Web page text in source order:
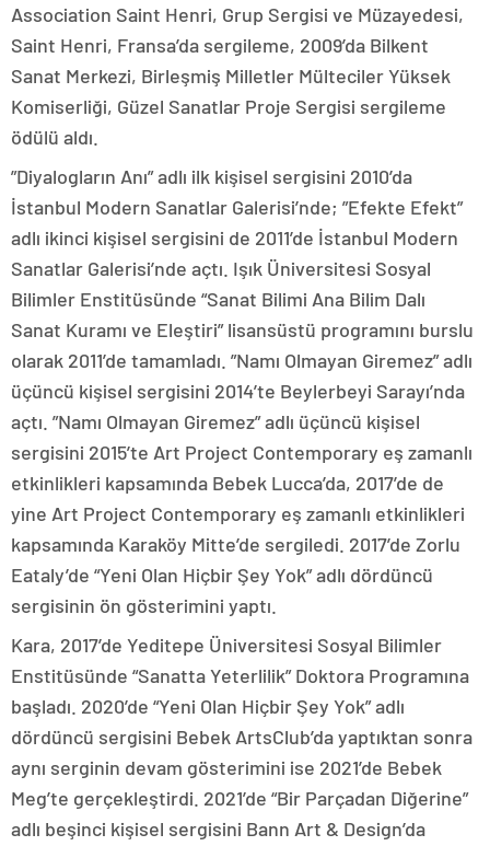
Association Saint Henri, Grup Sergisi ve Müzayedesi,
Saint Henri, Fransa’da sergileme, 2009’da Bilkent
Sanat Merkezi, Birleşmiş Milletler Mülteciler Yüksek
Komiserliği, Güzel Sanatlar Proje Sergisi sergileme
ödülü aldı.
”Diyalogların Anı” adlı ilk kişisel sergisini 2010’da
İstanbul Modern Sanatlar Galerisi’nde; ”Efekte Efekt”
adlı ikinci kişisel sergisini de 2011’de İstanbul Modern
Sanatlar Galerisi’nde açtı. Işık Üniversitesi Sosyal
Bilimler Enstitüsünde “Sanat Bilimi Ana Bilim Dalı
Sanat Kuramı ve Eleştiri” lisansüstü programını burslu
olarak 2011’de tamamladı. ”Namı Olmayan Giremez” adlı
üçüncü kişisel sergisini 2014’te Beylerbeyi Sarayı’nda
açtı. ”Namı Olmayan Giremez” adlı üçüncü kişisel
sergisini 2015’te Art Project Contemporary eş zamanlı
etkinlikleri kapsamında Bebek Lucca’da, 2017’de de
yine Art Project Contemporary eş zamanlı etkinlikleri
kapsamında Karaköy Mitte’de sergiledi. 2017’de Zorlu
Eataly’de “Yeni Olan Hiçbir Şey Yok” adlı dördüncü
sergisinin ön gösterimini yaptı.
Kara, 2017’de Yeditepe Üniversitesi Sosyal Bilimler
Enstitüsünde “Sanatta Yeterlilik” Doktora Programına
başladı. 2020’de “Yeni Olan Hiçbir Şey Yok” adlı
dördüncü sergisini Bebek ArtsClub’da yaptıktan sonra
aynı serginin devam gösterimini ise 2021’de Bebek
Meg’te gerçekleştirdi. 2021’de “Bir Parçadan Diğerine”
adlı beşinci kişisel sergisini Bann Art & Design’da